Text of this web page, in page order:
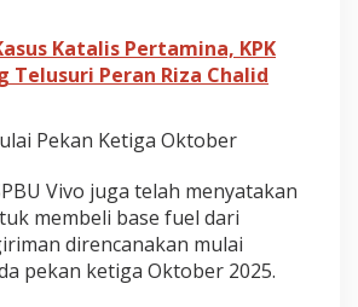
Katalis Pertamina, KPK
Telusuri Peran Riza Chalid
Pekan Ketiga Oktober
Vivo juga telah menyatakan
membeli base fuel dari
direncanakan mulai
pekan ketiga Oktober 2025.